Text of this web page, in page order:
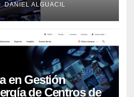
DANIEL ALGUACIL
en Gestión
de Centros de